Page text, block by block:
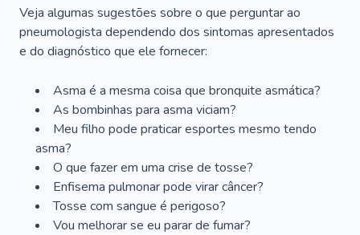
Veja algumas sugestões sobre o que perguntar ao
pneumologista dependendo dos sintomas apresentados
e do diagnóstico que ele fornecer:
Asma é a mesma coisa que bronquite asmática?
As bombinhas para asma viciam?
Meu filho pode praticar esportes mesmo tendo
asma?
O que fazer em uma crise de tosse?
Enfisema pulmonar pode virar câncer?
Tosse com sangue é perigoso?
Vou melhorar se eu parar de fumar?